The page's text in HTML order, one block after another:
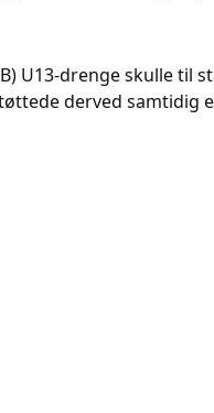
U13-drenge skulle til
derved samtidig